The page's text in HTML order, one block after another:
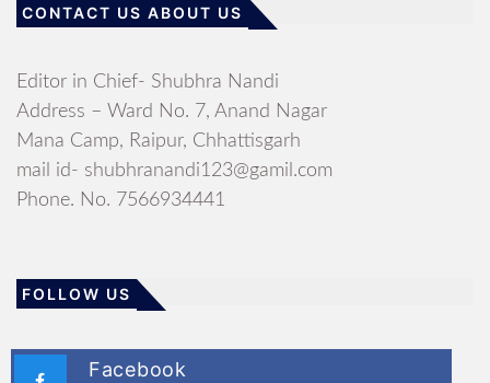
CONTACT US ABOUT US
Editor in Chief- Shubhra Nandi
Address – Ward No. 7, Anand Nagar
Mana Camp, Raipur, Chhattisgarh
mail id- shubhranandi123@gamil.com
Phone. No. 7566934441
FOLLOW US
Facebook